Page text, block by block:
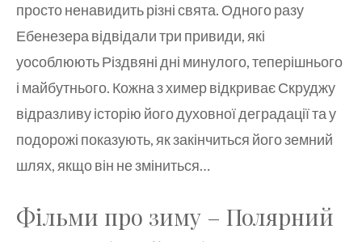
просто ненавидить різні свята. Одного разу
Ебенезера відвідали три привиди, які
уособлюють Різдвяні дні минулого, теперішнього
і майбутнього. Кожна з химер відкриває Скруджу
відразливу історію його духовної деградації та у
подорожі показують, як закінчиться його земний
шлях, якщо він не зміниться…
Фільми про зиму – Полярний